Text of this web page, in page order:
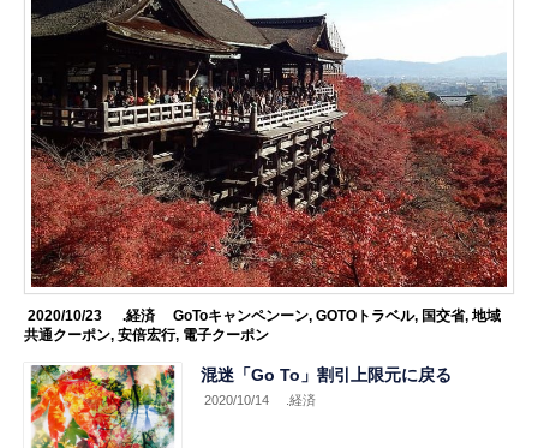
2020/10/23 .経済 GoToキャンペンーン, GOTOトラベル, 国交省, 地域
共通クーポン,安倍宏行, 電子クーポン
混迷「Go To」割引上限元に戻る
2020/10/14 .経済